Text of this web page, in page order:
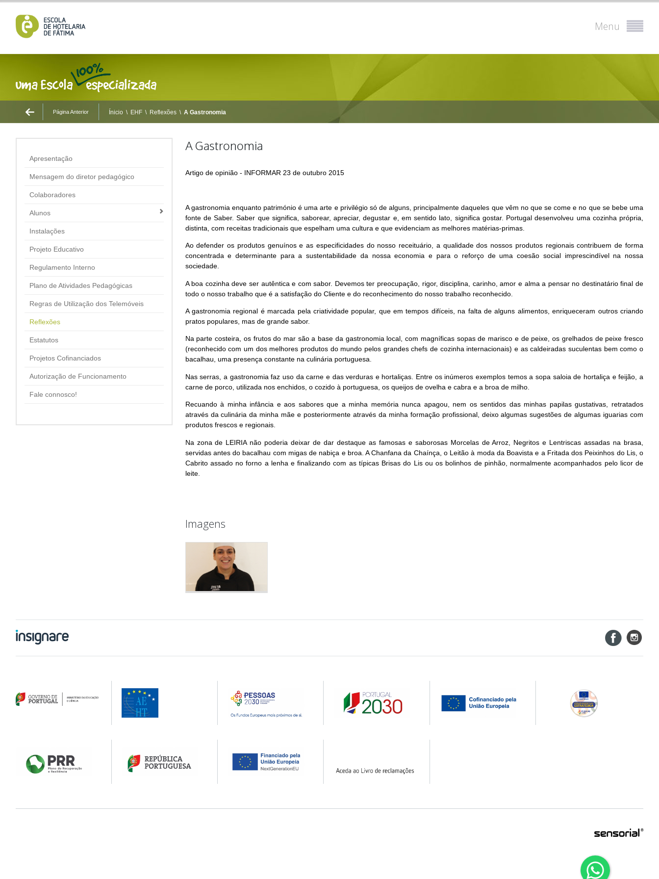
Menu
Página Anterior Ínicio \ EHF \ Reflexões \ A Gastronomia
Apresentação
Mensagem do diretor pedagógico
Colaboradores
Alunos
Instalações
Projeto Educativo
Regulamento Interno
Plano de Atividades Pedagógicas
Regras de Utilização dos Telemóveis
Reflexões
Estatutos
Projetos Cofinanciados
Autorização de Funcionamento
Fale connosco!
A Gastronomia
Artigo de opinião - INFORMAR 23 de outubro 2015
A gastronomia enquanto património é uma arte e privilégio só de alguns, principalmente daqueles que vêm no que se come e no que se bebe uma
fonte de Saber. Saber que significa, saborear, apreciar, degustar e, em sentido lato, significa gostar. Portugal desenvolveu uma cozinha própria,
distinta, com receitas tradicionais que espelham uma cultura e que evidenciam as melhores matérias-primas.
Ao defender os produtos genuínos e as especificidades do nosso receituário, a qualidade dos nossos produtos regionais contribuem de forma
concentrada e determinante para a sustentabilidade da nossa economia e para o reforço de uma coesão social imprescindível na nossa
sociedade.
A boa cozinha deve ser autêntica e com sabor. Devemos ter preocupação, rigor, disciplina, carinho, amor e alma a pensar no destinatário final de
todo o nosso trabalho que é a satisfação do Cliente e do reconhecimento do nosso trabalho reconhecido.
A gastronomia regional é marcada pela criatividade popular, que em tempos difíceis, na falta de alguns alimentos, enriqueceram outros criando
pratos populares, mas de grande sabor.
Na parte costeira, os frutos do mar são a base da gastronomia local, com magníficas sopas de marisco e de peixe, os grelhados de peixe fresco
(reconhecido com um dos melhores produtos do mundo pelos grandes chefs de cozinha internacionais) e as caldeiradas suculentas bem como o
bacalhau, uma presença constante na culinária portuguesa.
Nas serras, a gastronomia faz uso da carne e das verduras e hortaliças. Entre os inúmeros exemplos temos a sopa saloia de hortaliça e feijão, a
carne de porco, utilizada nos enchidos, o cozido à portuguesa, os queijos de ovelha e cabra e a broa de milho.
Recuando à minha infância e aos sabores que a minha memória nunca apagou, nem os sentidos das minhas papilas gustativas, retratados
através da culinária da minha mãe e posteriormente através da minha formação profissional, deixo algumas sugestões de algumas iguarias com
produtos frescos e regionais.
Na zona de LEIRIA não poderia deixar de dar destaque as famosas e saborosas Morcelas de Arroz, Negritos e Lentriscas assadas na brasa,
servidas antes do bacalhau com migas de nabiça e broa. A Chanfana da Chaínça, o Leitão à moda da Boavista e a Fritada dos Peixinhos do Lis, o
Cabrito assado no forno a lenha e finalizando com as típicas Brisas do Lis ou os bolinhos de pinhão, normalmente acompanhados pelo licor de
leite.
Imagens